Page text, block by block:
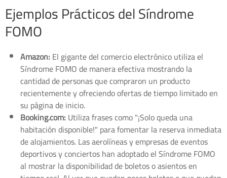
Ejemplos Prácticos del Síndrome
FOMO
Amazon: El gigante del comercio electrónico utiliza el
Síndrome FOMO de manera efectiva mostrando la
cantidad de personas que compraron un producto
recientemente y ofreciendo ofertas de tiempo limitado en
su página de inicio.
Booking.com: Utiliza frases como "¡Solo queda una
habitación disponible!" para fomentar la reserva inmediata
de alojamientos. Las aerolíneas y empresas de eventos
deportivos y conciertos han adoptado el Síndrome FOMO
al mostrar la disponibilidad de boletos o asientos en